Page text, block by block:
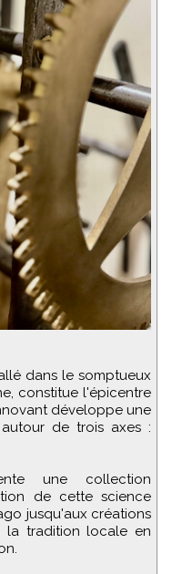
constitue l'épicentre
développe une
de trois axes :
une collection
de cette science
jusqu'aux créations
la tradition locale en